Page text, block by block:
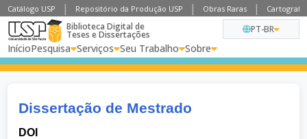
Catálogo USP Repositório da Produção USP Obras Raras
Biblioteca Digital de
Teses e Dissertações
InícioPesquisa Serviços Seu Trabalho Sobre
PT-BR
Dissertação de Mestrado
DOI